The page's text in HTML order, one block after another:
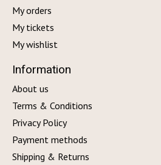
My orders
My tickets
My wishlist
Information
About us
Terms & Conditions
Privacy Policy
Payment methods
Shipping & Returns